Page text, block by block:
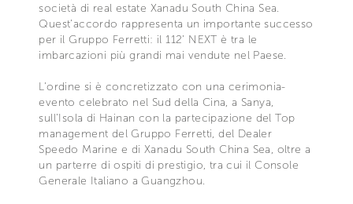
società di real estate Xanadu South China Sea.
Quest’accordo rappresenta un importante successo
per il Gruppo Ferretti: il 112’ NEXT è tra le
imbarcazioni più grandi mai vendute nel Paese.
L’ordine si è concretizzato con una cerimonia-
evento celebrato nel Sud della Cina, a Sanya,
sull’Isola di Hainan con la partecipazione del Top
management del Gruppo Ferretti, del Dealer
Speedo Marine e di Xanadu South China Sea, oltre a
un parterre di ospiti di prestigio, tra cui il Console
Generale Italiano a Guangzhou.